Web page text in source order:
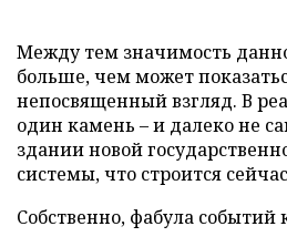
Между тем значимость
больше, чем может
непосвященный взгляд. В
один камень – и далеко не
здании новой
системы, что строится
Собственно, фабула событий